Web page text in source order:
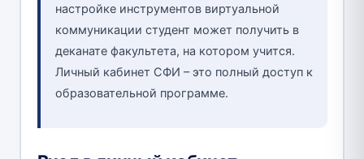
настройке инструментов виртуальной
коммуникации студент может получить в
деканате факультета, на котором учится.
Личный кабинет СФИ – это полный доступ к
образовательной программе.